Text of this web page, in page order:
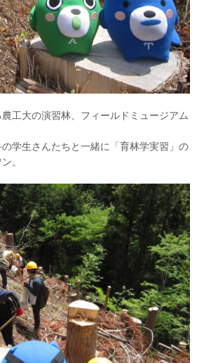
工大の演習林、フィールドミュージアム
学生さんたちと一緒に「育林学実習」の
。